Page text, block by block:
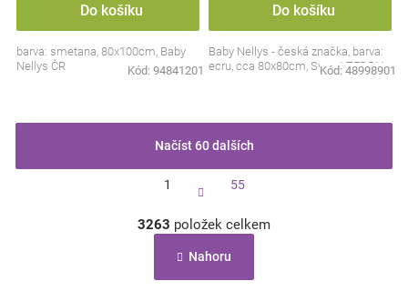
Do košíku
barva: smetana, 80x100cm, Baby
Nellys ČR
Kód: 94841201
Do košíku
Baby Nellys - česká značka, barva:
ecru, cca 80x80cm, Sweet TEDDY
Kód: 48998901
v
á
d
Načíst 60 dalších
t
á
n
k
v
1 55
3263 položek celkem
Nahoru